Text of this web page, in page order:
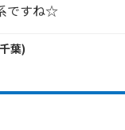
ですね☆
千葉)